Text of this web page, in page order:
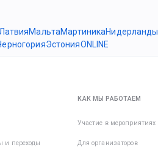
ЛатвияМальтаМартиникаНидерланды
ЭстонияONLINE
и переходы
КАК МЫ РАБОТАЕМ
Участие в мероприятиях
Для организаторов